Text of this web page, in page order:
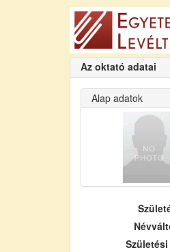
Az oktató adatai
Alap adatok